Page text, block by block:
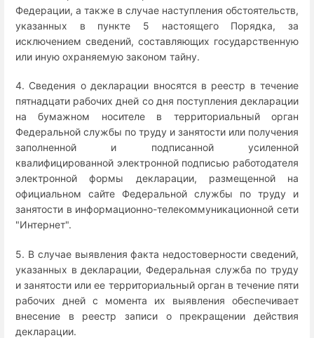
Федерации, а также в случае наступления обстоятельств,
указанных в пункте 5 настоящего Порядка, за
исключением сведений, составляющих государственную
или иную охраняемую законом тайну.
4. Сведения о декларации вносятся в реестр в течение
пятнадцати рабочих дней со дня поступления декларации
на бумажном носителе в территориальный орган
Федеральной службы по труду и занятости или получения
заполненной и подписанной усиленной
квалифицированной электронной подписью работодателя
электронной формы декларации, размещенной на
официальном сайте Федеральной службы по труду и
занятости в информационно-телекоммуникационной сети
"Интернет".
5. В случае выявления факта недостоверности сведений,
указанных в декларации, Федеральная служба по труду
и занятости или ее территориальный орган в течение пяти
рабочих дней с момента их выявления обеспечивает
внесение в реестр записи о прекращении действия
декларации.